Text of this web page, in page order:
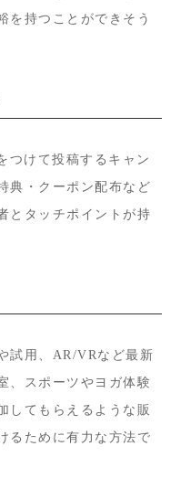
を持つことができそう
つけて投稿するキャン
典・クーポン配布など
とタッチポイントが持
試用、AR/VRなど最新
、スポーツやヨガ体験
してもらえるような販
るために有力な方法で